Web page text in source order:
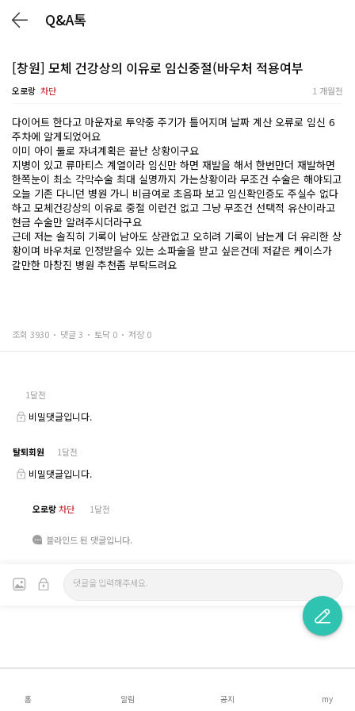
Q&A톡
[창원] 모체 건강상의 이유로 임신중절(바우처 적용여부
오로랑 차단 1 개월전
다이어트 한다고 마운자로 투약중 주기가 틀어지며 날짜 계산 오류로 임신 6
주차에 알게되었어요
이미 아이 둘로 자녀계획은 끝난 상황이구요
지병이 있고 류마티스 계열이라 임신만 하면 재발을 해서 한번만더 재발하면
한쪽눈이 최소 각막수술 최대 실명까지 가는상황이라 무조건 수술은 해야되고
오늘 기존 다니던 병원 가니 비급여로 초음파 보고 임신확인증도 주실수 없다
하고 모체건강상의 이유로 중절 이런건 없고 그냥 무조건 선택적 유산이라고
현금 수술만 알려주시더라구요
근데 저는 솔직히 기록이 남아도 상관없고 오히려 기록이 남는게 더 유리한 상
황이며 바우처로 인정받을수 있는 소파술을 받고 싶은건데 저같은 케이스가
갈만한 마창진 병원 추천좀 부탁드려요
조회 3930 댓글 3 토닥 0 저장 0
1달전
비밀댓글입니다.
탈퇴회원 1달전
비밀댓글입니다.
오로랑차단 1달전
블라인드 된 댓글입니다.
홈 알림 공지 my